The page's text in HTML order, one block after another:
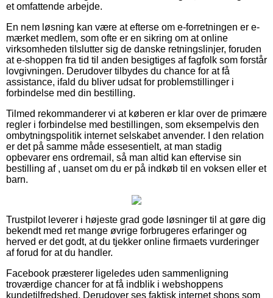
et omfattende arbejde.
En nem løsning kan være at efterse om e-forretningen er e-
mærket medlem, som ofte er en sikring om at online
virksomheden tilslutter sig de danske retningslinjer, foruden
at e-shoppen fra tid til anden besigtiges af fagfolk som forstår
lovgivningen. Derudover tilbydes du chance for at få
assistance, ifald du bliver udsat for problemstillinger i
forbindelse med din bestilling.
Tilmed rekommanderer vi at køberen er klar over de primære
regler i forbindelse med bestillingen, som eksempelvis den
ombytningspolitik internet selskabet anvender. I den relation
er det på samme måde essesentielt, at man stadig
opbevarer ens ordremail, så man altid kan eftervise sin
bestilling af , uanset om du er på indkøb til en voksen eller et
barn.
Trustpilot leverer i højeste grad gode løsninger til at gøre dig
bekendt med ret mange øvrige forbrugeres erfaringer og
herved er det godt, at du tjekker online firmaets vurderinger
af forud for at du handler.
Facebook præsterer ligeledes uden sammenligning
troværdige chancer for at få indblik i webshoppens
kundetilfredshed. Derudover ses faktisk internet shops som